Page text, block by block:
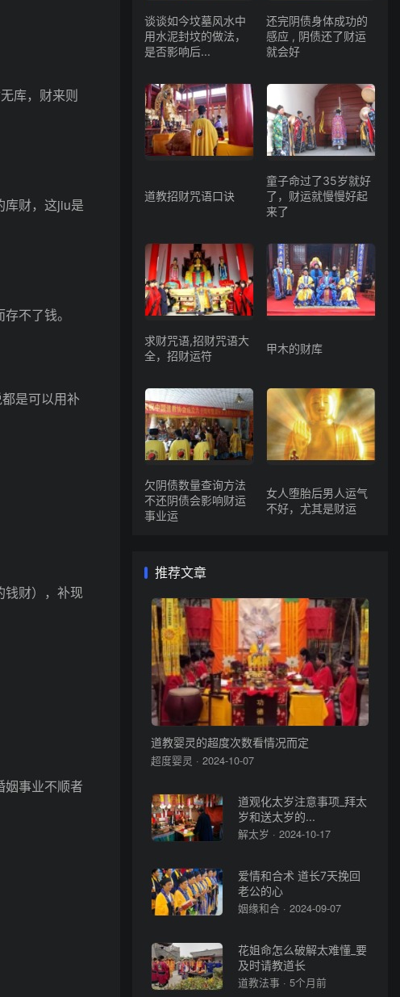
库，财来则
财，这jiu是
不了钱。
是可以用补
财），补现
事业不顺者
谈谈如今坟墓风水中
用水泥封坟的做法，
是否影响后...
还完阴债身体成功的
感应 , 阴债还了财运
就会好
道教招财咒语口诀
童子命过了35岁就好
了，财运就慢慢好起
来了
求财咒语,招财咒语大
全，招财运符
甲木的财库
欠阴债数量查询方法
不还阴债会影响财运
事业运
女人堕胎后男人运气
不好，尤其是财运
推荐文章
道教婴灵的超度次数看情况而定
超度婴灵 · 2024-10-07
道观化太岁注意事项_拜太
岁和送太岁的...
解太岁 · 2024-10-17
爱情和合术 道长7天挽回
老公的心
姻缘和合 · 2024-09-07
花姐命怎么破解太难懂_要
及时请教道长
道教法事 · 5个月前